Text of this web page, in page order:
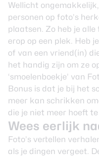
Wellicht
personen op foto’s
plaatsen. Zo heb je alle
erop op een plek. Heb
of van een vriend(in)
het handig zijn om ze
‘smoelenboekje’ van
Bonus is dat je bij het
meer kan schrikken
die je niet meer hoeft te
Wees eerlijk
Foto’s vertellen
als je dingen vergeet.